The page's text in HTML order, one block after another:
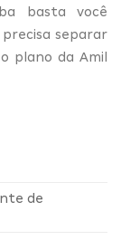
basta você
separar
plano da Amil
de